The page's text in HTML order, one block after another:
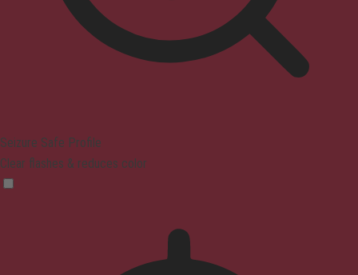
Seizure Safe Profile
Clear flashes & reduces color